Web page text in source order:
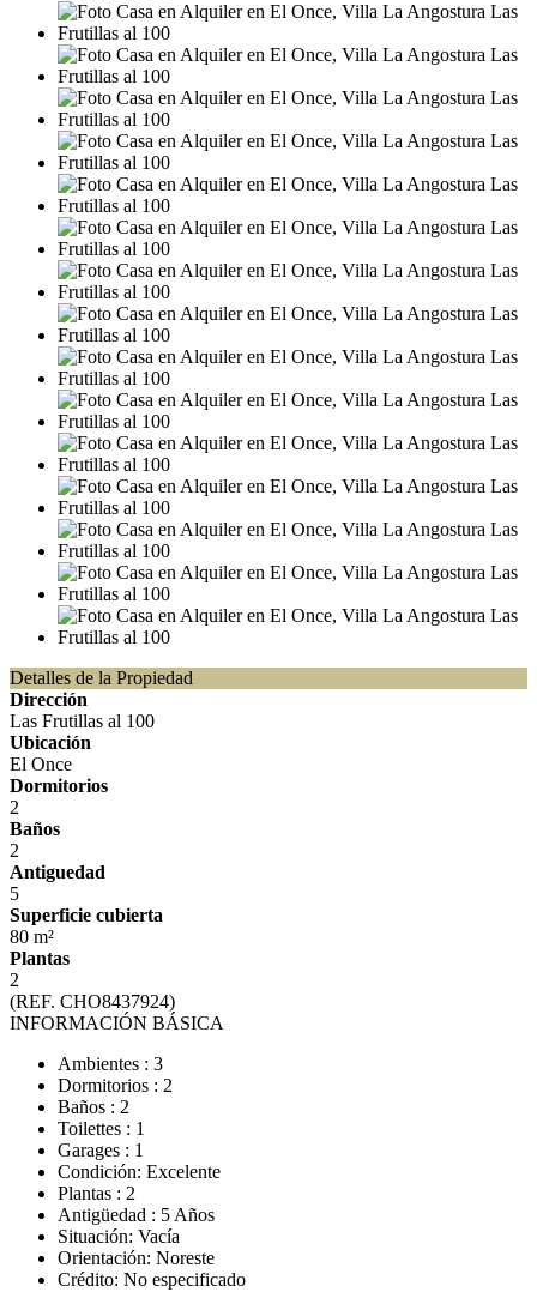
Detalles de la Propiedad
Dirección
Las Frutillas al 100
Ubicación
El Once
Dormitorios
2
Baños
2
Antiguedad
5
Superficie cubierta
80 m²
Plantas
2
(REF. CHO8437924)
INFORMACIÓN BÁSICA
Ambientes : 3
Dormitorios : 2
Baños : 2
Toilettes : 1
Garages : 1
Condición: Excelente
Plantas : 2
Antigüedad : 5 Años
Situación: Vacía
Orientación: Noreste
Crédito: No especificado